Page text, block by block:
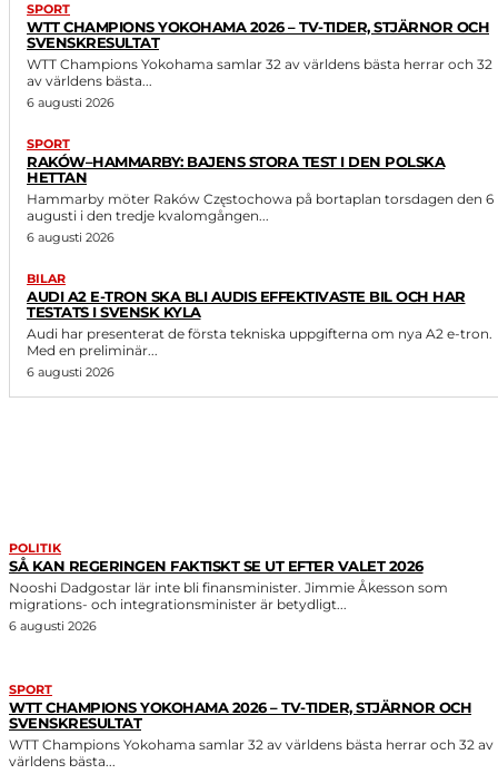
SPORT
WTT CHAMPIONS YOKOHAMA 2026 – TV-TIDER, STJÄRNOR OCH
SVENSKRESULTAT
WTT Champions Yokohama samlar 32 av världens bästa herrar och 32
av världens bästa...
6 augusti 2026
SPORT
RAKÓW–HAMMARBY: BAJENS STORA TEST I DEN POLSKA
HETTAN
Hammarby möter Raków Częstochowa på bortaplan torsdagen den 6
augusti i den tredje kvalomgången...
6 augusti 2026
BILAR
AUDI A2 E-TRON SKA BLI AUDIS EFFEKTIVASTE BIL OCH HAR
TESTATS I SVENSK KYLA
Audi har presenterat de första tekniska uppgifterna om nya A2 e-tron.
Med en preliminär...
6 augusti 2026
POLITIK
SÅ KAN REGERINGEN FAKTISKT SE UT EFTER VALET 2026
Nooshi Dadgostar lär inte bli finansminister. Jimmie Åkesson som
migrations- och integrationsminister är betydligt...
6 augusti 2026
SPORT
WTT CHAMPIONS YOKOHAMA 2026 – TV-TIDER, STJÄRNOR OCH
SVENSKRESULTAT
WTT Champions Yokohama samlar 32 av världens bästa herrar och 32 av
världens bästa...